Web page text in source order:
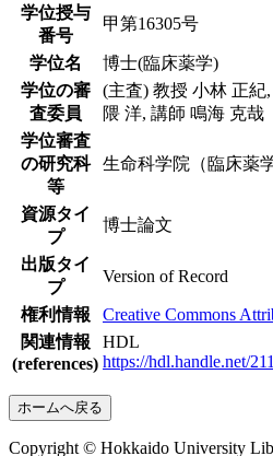
学位授与
番号
甲第16305号
学位名
博士(臨床薬学)
学位の審
査委員
(主査) 教授 小林 正紀
隈 洋, 講師 鳴海 克哉
学位審査
の研究科
等
生命科学院（臨床薬
資源タイ
プ
博士論文
出版タイ
プ
Version of Record
権利情報
Creative Commons
関連情報
(references)
HDL
https://hdl.handle.net/
ホームへ戻る
Copyright © Hokkaido University